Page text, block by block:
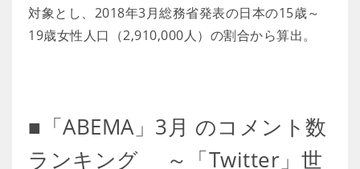
対象とし、2018年3月総務省発表の日本の15歳～
19歳女性人口（2,910,000人）の割合から算出。
■「ABEMA」3月 のコメント数
ランキング ～「Twitter」世